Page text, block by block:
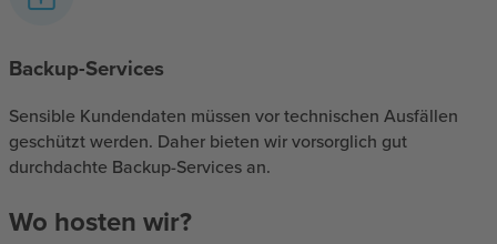
Backup-Services
Sensible Kundendaten müssen vor technischen Ausfällen
geschützt werden. Daher bieten wir vorsorglich gut
durchdachte Backup-Services an.
Wo hosten wir?